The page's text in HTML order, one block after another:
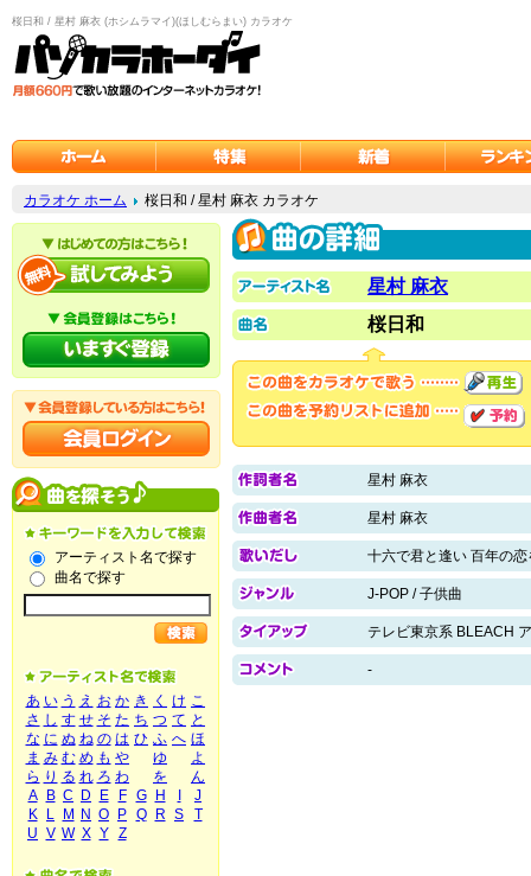
桜日和 / 星村 麻衣 (ホシムラマイ)(ほしむらまい) カラオケ
カラオケ ホーム 桜日和 / 星村 麻衣 カラオケ
アーティスト名で探す
曲名で探す
あ い う え お か き く け こ
さ し す せ そ た ち つ て と
な に ぬ ね の は ひ ふ へ ほ
ま み む め も や ゆ
よ
ら り る れ ろ わ を
ん
A
B C D E F G H
J
K
L M N O P Q R S
T
U V W X Y Z
星村 麻衣
桜日和
星村 麻衣
星村 麻衣
十六で君と逢い 百年の
J-POP / 子供曲
テレビ東京系 BLEACH
-